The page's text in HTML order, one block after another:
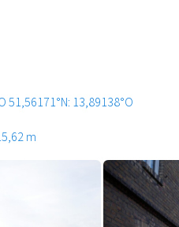
51,56171°N: 13,89138°O
m